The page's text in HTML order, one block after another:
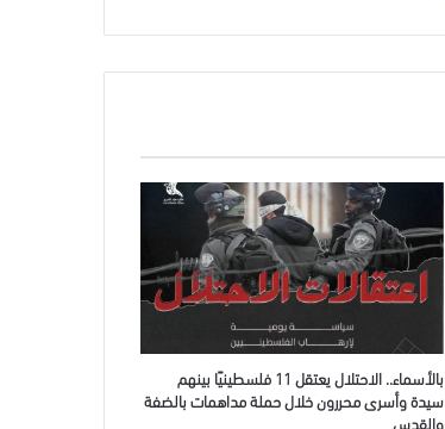
بالأسماء.. الاحتلال يعتقل 11 فلسطينيًا بينهم
سيدة وأسرى محررون خلال حملة مداهمات بالضفة
والقدس